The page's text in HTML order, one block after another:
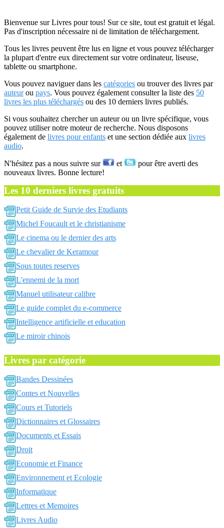
Bienvenue sur Livres pour tous! Sur ce site, tout est gratuit et légal.
Pas d'inscription nécessaire ni de limitation de téléchargement.
Tous les livres peuvent être lus en ligne et vous pouvez télécharger
la plupart d'entre eux directement sur votre ordinateur, liseuse,
tablette ou smartphone.
Vous pouvez naviguer dans les catégories ou trouver des livres par
auteurou pays. Vous pouvez également consulter la liste des 50
livres les plus téléchargés ou des 10 derniers livres publiés.
Si vous souhaitez chercher un auteur ou un livre spécifique, vous
pouvez utiliser notre moteur de recherche. Nous disposons
également de livres pour enfants et une section dédiée aux livres
audio.
N'hésitez pas a nous suivre sur et
pour être averti des
nouveaux livres. Bonne lecture!
Les 10 derniers livres gratuits
Petit Guide de Survie des Etudiants
Michel Foucault et le christianisme
Le cinema ou le dernier des arts
Le chevalier de Keramour
Sous toutes reserves
L'ennemi de la mort
Manuel utilisateur calibre
Le guide complet du e-commerce
Intelligence artificielle et education
Le miroir chinois
Livres par catégorie
Bandes Dessinées
Contes et Nouvelles
Cours et Tutoriels
Dictionnaires et Glossaires
Documents et Essais
Droit
Economie et Finance
Environnement et Ecologie
Informatique
Lettres et Memoires
Livres Audio